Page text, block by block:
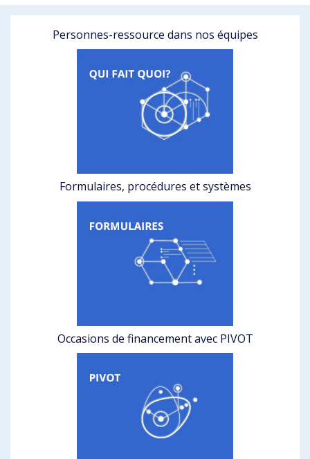
Personnes-ressource dans nos équipes
Formulaires, procédures et systèmes
Occasions de financement avec PIVOT